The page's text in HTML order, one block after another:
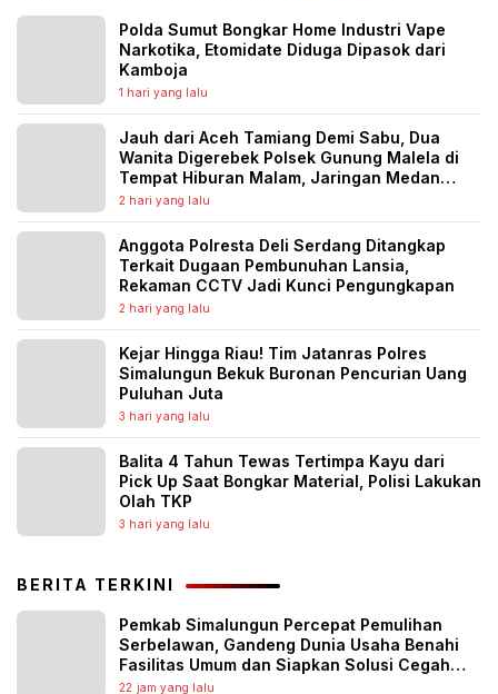
Polda Sumut Bongkar Home Industri Vape
Narkotika, Etomidate Diduga Dipasok dari
Kamboja
1 hari yang lalu
Jauh dari Aceh Tamiang Demi Sabu, Dua
Wanita Digerebek Polsek Gunung Malela di
Tempat Hiburan Malam, Jaringan Medan
Diburu
2 hari yang lalu
Anggota Polresta Deli Serdang Ditangkap
Terkait Dugaan Pembunuhan Lansia,
Rekaman CCTV Jadi Kunci Pengungkapan
2 hari yang lalu
Kejar Hingga Riau! Tim Jatanras Polres
Simalungun Bekuk Buronan Pencurian Uang
Puluhan Juta
3 hari yang lalu
Balita 4 Tahun Tewas Tertimpa Kayu dari
Pick Up Saat Bongkar Material, Polisi Lakukan
Olah TKP
3 hari yang lalu
BERITA TERKINI
Pemkab Simalungun Percepat Pemulihan
Serbelawan, Gandeng Dunia Usaha Benahi
Fasilitas Umum dan Siapkan Solusi Cegah
Banjir Berulang
22 jam yang lalu